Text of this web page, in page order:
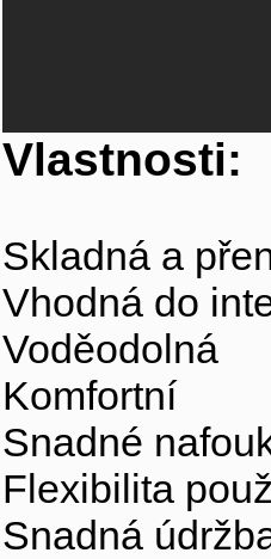
Vlastnosti:
Skladná a
Vhodná do
Voděodolná
Komfortní
Snadné
Flexibilita
Snadná